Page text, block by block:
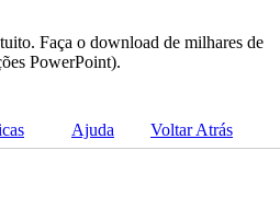
Faça o download de milhares de
PowerPoint).
Ajuda
Voltar Atrás